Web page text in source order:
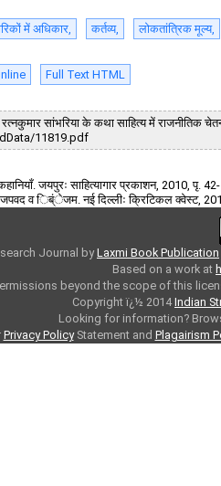
में अधिकार, कर्तव्य,
लोकतांत्रिक मूल्य,
Full Text HTML
सांभरिया के कथा साहित्य में राजनीतिक
11819.pdf
जयपुरः साहित्यागार प्रकाशन, 2010, पृ.
व िब्ंेजम. नई दिल्लीः क्रिटिकल क्वेस्ट,
Journal byLaxmi Book Publication
Based on a work at
beyond the scope of this
Copyright ï¿½ 2014Indian
Looking for information?
Privacy PolicyStatement and Plagairism